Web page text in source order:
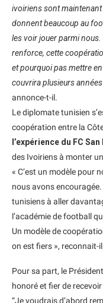
ivoiriens sont
donnent beaucoup au
les voir jouer parmi
renforce, cette
et pourquoi pas mettre
couvrira plusieurs
annonce-t-il.
Le diplomate tunisien
coopération entre la
l’expérience du FC
des Ivoiriens à monter
« C’est un modèle pour
nous avons
tunisiens à aller
l’académie de football
Un modèle de
on est fiers », reconnait-il.
Pour sa part, le
honoré et fier de
“Je voudrais d’abord